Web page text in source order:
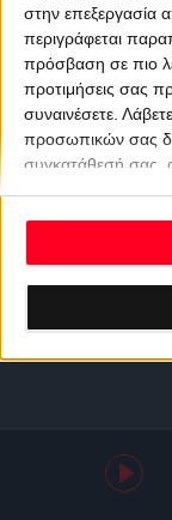
στην επεξεργασία
περιγράφεται
πρόσβαση σε πιο
προτιμήσεις σας
συναινέσετε.
προσωπικών σας
συγκατάθεσή σας,
ανακαλέσετε τη
επιστρέφοντας σε
κουμπί